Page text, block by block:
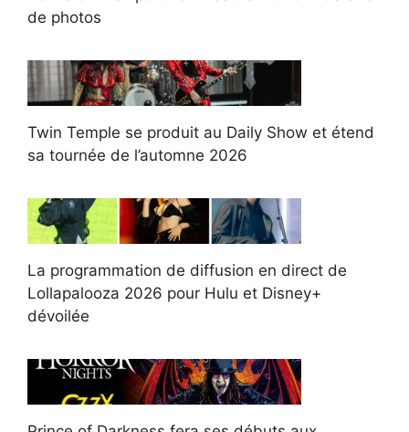
de photos
Twin Temple se produit au Daily Show et étend
sa tournée de l’automne 2026
La programmation de diffusion en direct de
Lollapalooza 2026 pour Hulu et Disney+
dévoilée